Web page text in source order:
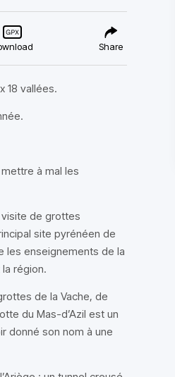
Share
18 vallées.
à mal les
visite de grottes
site pyrénéen de
les enseignements de la
région.
de la Vache, de
du Mas-d’Azil est un
donné son nom à une